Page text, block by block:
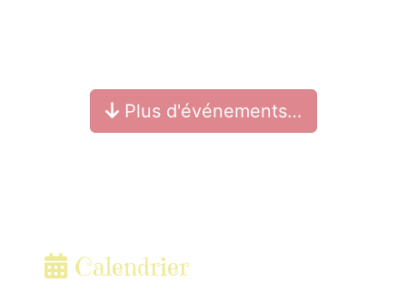
Plus d'événements…
Calendrier